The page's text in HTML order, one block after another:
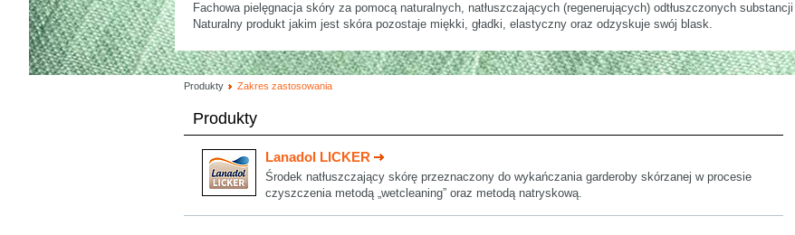
główna
Fachowa pielęgnacja skóry za pomocą naturalnych, natłuszczających (regenerujących) odtłuszczonych
Naturalny produkt jakim jest skóra pozostaje miękki, gładki, elastyczny oraz odzyskuje swój blask.
Produkty Zakres zastosowania
Produkty
Lanadol LICKER
Środek natłuszczający skórę przeznaczony do wykańczania garderoby skórzanej w procesie
czyszczenia metodą „wetcleaning” oraz metodą natryskową.
select language